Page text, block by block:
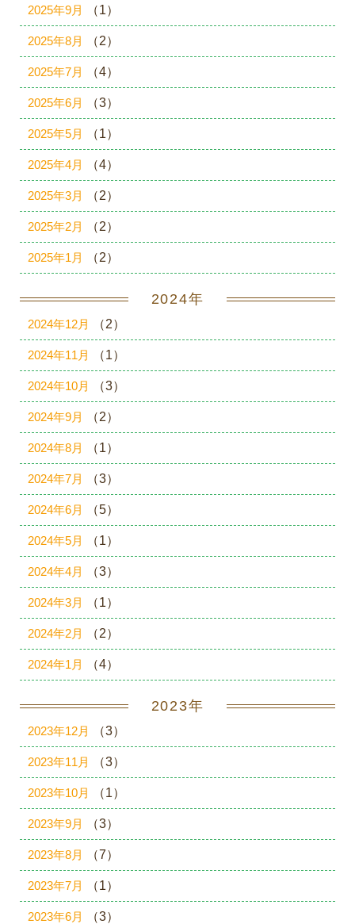
2025年9月 （1）
2025年8月 （2）
2025年7月 （4）
2025年6月 （3）
2025年5月 （1）
2025年4月 （4）
2025年3月 （2）
2025年2月 （2）
2025年1月 （2）
2024年
2024年12月 （2）
2024年11月 （1）
2024年10月 （3）
2024年9月 （2）
2024年8月 （1）
2024年7月 （3）
2024年6月 （5）
2024年5月 （1）
2024年4月 （3）
2024年3月 （1）
2024年2月 （2）
2024年1月 （4）
2023年
2023年12月 （3）
2023年11月 （3）
2023年10月 （1）
2023年9月 （3）
2023年8月 （7）
2023年7月 （1）
2023年6月 （3）